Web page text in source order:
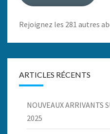
Rejoignez les 281 autres
ARTICLES RÉCENTS
NOUVEAUX ARRIVANTS
2025